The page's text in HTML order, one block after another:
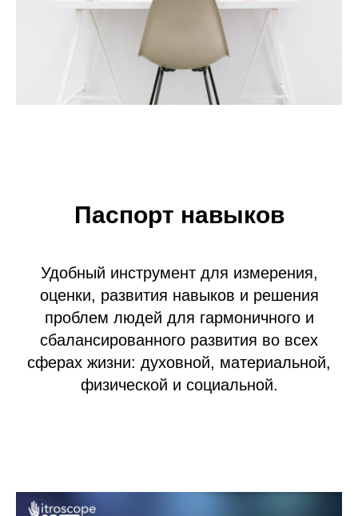
Паспорт навыков
Удобный инструмент для измерения,
оценки, развития навыков и решения
проблем людей для гармоничного и
сбалансированного развития во всех
сферах жизни: духовной, материальной,
физической и социальной.